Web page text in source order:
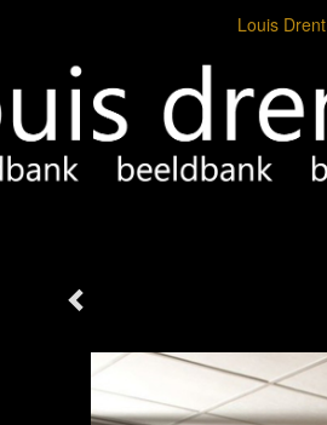
Louis Drent